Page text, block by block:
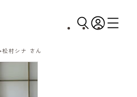
松村シナ さん